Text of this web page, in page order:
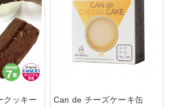
クッキー
Can de チーズケーキ缶